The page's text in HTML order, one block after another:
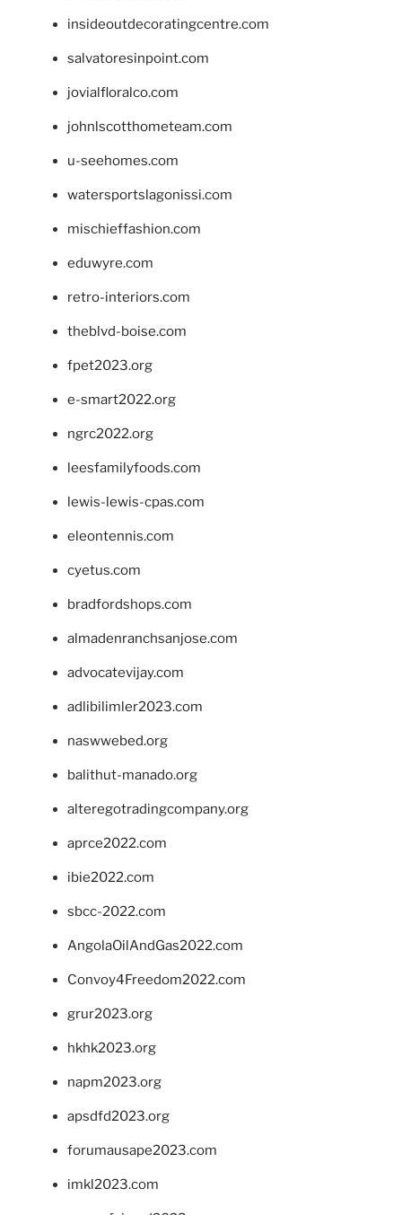
insideoutdecoratingcentre.com
salvatoresinpoint.com
jovialfloralco.com
johnlscotthometeam.com
u-seehomes.com
watersportslagonissi.com
mischieffashion.com
eduwyre.com
retro-interiors.com
theblvd-boise.com
fpet2023.org
e-smart2022.org
ngrc2022.org
leesfamilyfoods.com
lewis-lewis-cpas.com
eleontennis.com
cyetus.com
bradfordshops.com
almadenranchsanjose.com
advocatevijay.com
adlibilimler2023.com
naswwebed.org
balithut-manado.org
alteregotradingcompany.org
aprce2022.com
ibie2022.com
sbcc-2022.com
AngolaOilAndGas2022.com
Convoy4Freedom2022.com
grur2023.org
hkhk2023.org
napm2023.org
apsdfd2023.org
forumausape2023.com
imkl2023.com